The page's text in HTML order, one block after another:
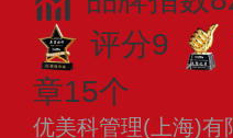
评分9
章15个
优美科管理(上海)有